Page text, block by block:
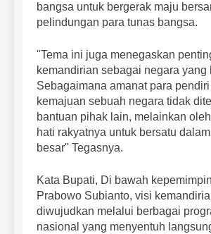
bangsa untuk bergerak maju
pelindungan para tunas bangsa.
"Tema ini juga menegaskan
kemandirian sebagai negara yang
Sebagaimana amanat para
kemajuan sebuah negara tidak
bantuan pihak lain, melainkan
hati rakyatnya untuk bersatu
besar" Tegasnya.
Kata Bupati, Di bawah
Prabowo Subianto, visi
diwujudkan melalui berbagai
nasional yang menyentuh